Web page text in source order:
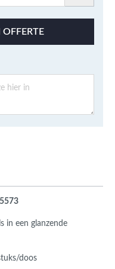
in een glanzende
doos